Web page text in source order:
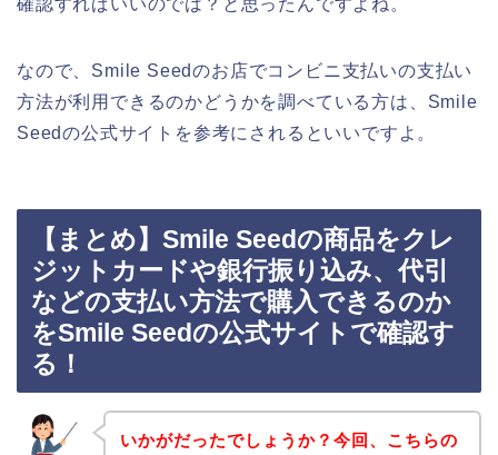
なので、Smile Seedのお店でコンビニ支払いの支払い
方法が利用できるのかどうかを調べている方は、Smile
Seedの公式サイトを参考にされるといいですよ。
【まとめ】Smile Seedの商品をクレ
ジットカードや銀行振り込み、代引
などの支払い方法で購入できるのか
をSmile Seedの公式サイトで確認す
る！
いかがだったでしょうか？今回、こちらの